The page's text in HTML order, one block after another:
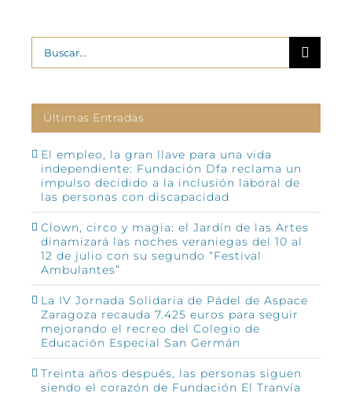
Buscar:
Últimas Entradas
El empleo, la gran llave para una vida
independiente: Fundación Dfa reclama un
impulso decidido a la inclusión laboral de
las personas con discapacidad
Clown, circo y magia: el Jardín de las Artes
dinamizará las noches veraniegas del 10 al
12 de julio con su segundo “Festival
Ambulantes”
La IV Jornada Solidaria de Pádel de Aspace
Zaragoza recauda 7.425 euros para seguir
mejorando el recreo del Colegio de
Educación Especial San Germán
Treinta años después, las personas siguen
siendo el corazón de Fundación El Tranvía